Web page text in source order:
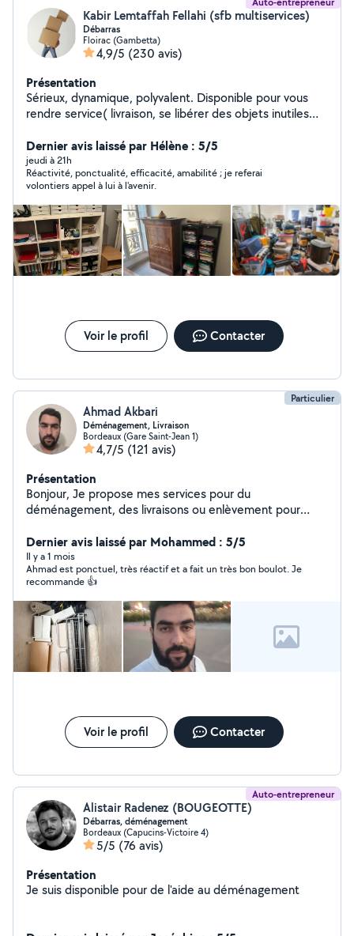
Kabir Lemtaffah Fellahi (sfb multiservices)
Débarras
Floirac (Gambetta)
4,9/5 (230 avis)
Présentation
Sérieux, dynamique, polyvalent. Disponible pour vous
rendre service( livraison, se libérer des objets inutiles
de garage , maison, grenier, ...).
Dernier avis laissé par Hélène : 5/5
jeudi à 21h
Réactivité, ponctualité, efficacité, amabilité ; je referai
volontiers appel à lui à l'avenir.
Voir le profil Contacter
Particulier
Ahmad Akbari
Déménagement, Livraison
Bordeaux (Gare Saint-Jean 1)
4,7/5 (121 avis)
Présentation
Bonjour, Je propose mes services pour du
déménagement, des livraisons ou enlèvement pour
Dernier avis laissé par Mohammed : 5/5
Il y a 1 mois
Ahmad est ponctuel, très réactif et a fait un très bon boulot. Je
recommande 👍
Voir le profil Contacter
Auto-entrepreneur
Alistair Radenez (BOUGEOTTE)
Débarras, déménagement
Bordeaux (Capucins-Victoire 4)
5/5 (76 avis)
Présentation
Je suis disponible pour de l'aide au déménagement